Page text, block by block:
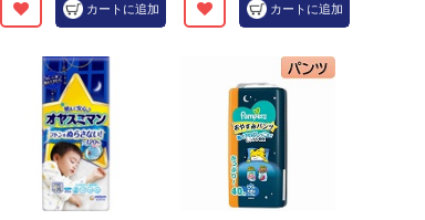
カートに追加 カートに追加